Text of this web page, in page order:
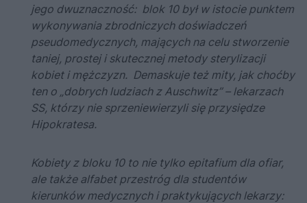
jego dwuznaczność: blok 10 był w istocie punktem
wykonywania zbrodniczych doświadczeń
pseudomedycznych, mających na celu stworzenie
taniej, prostej i skutecznej metody sterylizacji
kobiet i mężczyzn. Demaskuje też mity, jak choćby
ten o „dobrych ludziach z Auschwitz” – lekarzach
SS, którzy nie sprzeniewierzyli się przysiędze
Hipokratesa.
Kobiety z bloku 10 to nie tylko epitafium dla ofiar,
ale także alfabet przestróg dla studentów
kierunków medycznych i praktykujących lekarzy: